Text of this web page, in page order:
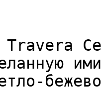
Travera